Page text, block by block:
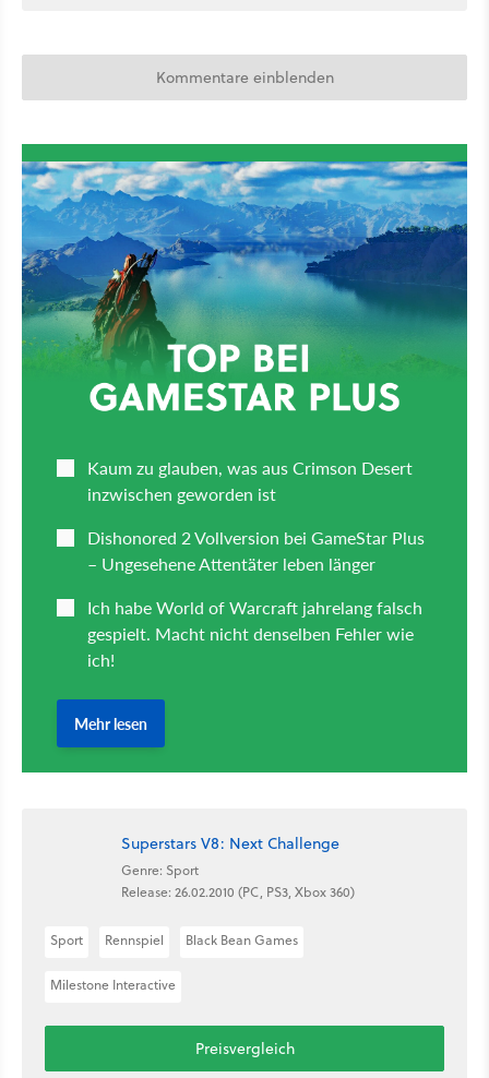
Kommentare einblenden
Superstars V8: Next Challenge
Genre: Sport
Release: 26.02.2010 (PC, PS3, Xbox 360)
Sport Rennspiel Black Bean Games
Milestone Interactive
Preisvergleich